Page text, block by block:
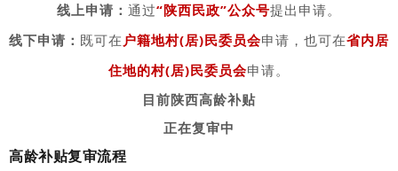
线上申请： 通过“陕西民政”公众号提出申请。
线下申请： 既可在 户籍地村(居)民委员会申请，也可在省内居
住地的村(居)民委员会申请。
目前陕西高龄补贴
正在复审中
高龄补贴复审流程